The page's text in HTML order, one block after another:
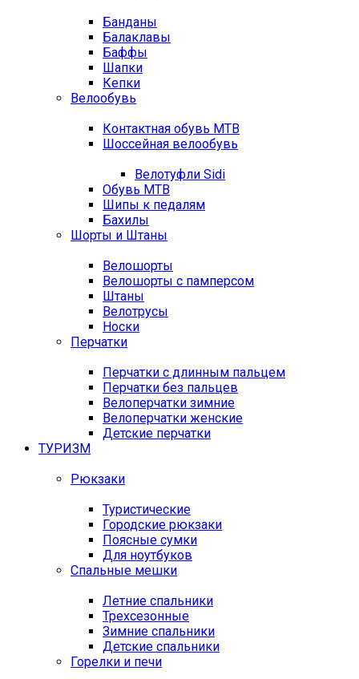
Банданы
Балаклавы
Баффы
Шапки
Кепки
Велообувь
Контактная обувь MTB
Шоссейная велообувь
Велотуфли Sidi
Обувь MTB
Шипы к педалям
Бахилы
Шорты и Штаны
Велошорты
Велошорты с памперсом
Штаны
Велотрусы
Носки
Перчатки
Перчатки с длинным пальцем
Перчатки без пальцев
Велоперчатки зимние
Велоперчатки женские
Детские перчатки
ТУРИЗМ
Рюкзаки
Туристические
Городские рюкзаки
Поясные сумки
Для ноутбуков
Спальные мешки
Летние спальники
Трехсезонные
Зимние спальники
Детские спальники
Горелки и печи